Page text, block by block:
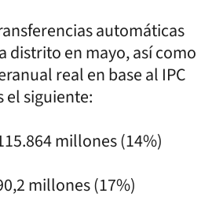
automáticas
distrito en mayo, así como
real en base al IPC
el siguiente:
millones (14%)
millones (17%)